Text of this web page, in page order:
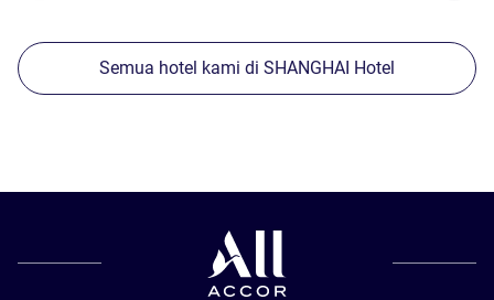
Semua hotel kami di SHANGHAI Hotel